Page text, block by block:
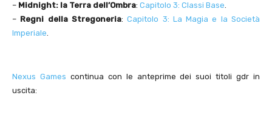
– Midnight: la Terra dell’Ombra: Capitolo 3: Classi Base.
– Regni della Stregoneria:Capitolo 3: La Magia e la Società
Imperiale.
Nexus Games continua con le anteprime dei suoi titoli gdr in
uscita: